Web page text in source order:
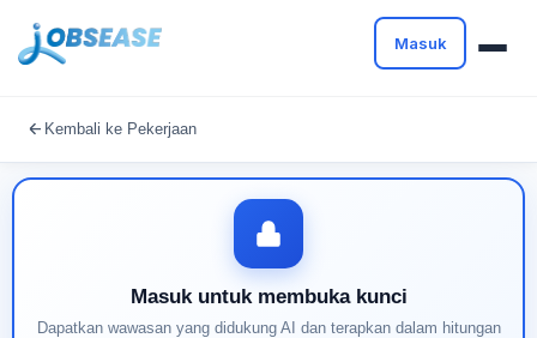
Masuk
Kembali ke Pekerjaan
Masuk untuk membuka kunci
Dapatkan wawasan yang didukung AI dan terapkan dalam hitungan
Buat profil Anda untuk membuka kunci pencocokan